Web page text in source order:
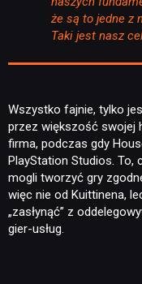
że są to jedne z
Taki jest nasz
Wszystko fajnie, tylko
przez większość swojej
firma, podczas gdy
PlayStation Studios. To,
mogli tworzyć gry
więc nie od Kuittinena,
„zasłynąć” z
gier-usług.